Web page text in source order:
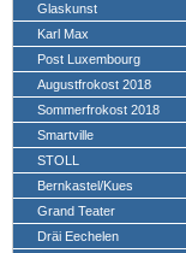
Glaskunst
Karl Max
Post Luxembourg
Augustfrokost 2018
Sommerfrokost 2018
Smartville
STOLL
Bernkastel/Kues
Grand Teater
Dräi Eechelen